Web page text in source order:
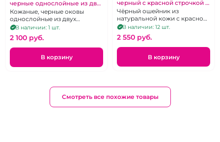
черные однослойные из двух
ремешков
Кожаные, черные оковы
однослойные из двух
ремешков, на застежках
В наличии: 1 шт.
2 100 pуб.
В корзину
черный с красной строчкой и
поводком
Чёрный ошейник из
натуральной кожи с красной
строчкой и поводком.
В наличии: 12 шт.
2 550 pуб.
В корзину
Смотреть все похожие товары